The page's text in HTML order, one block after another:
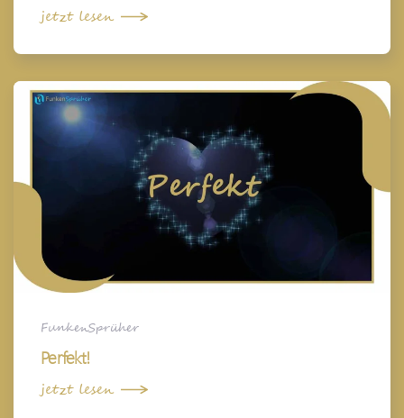
jetzt lesen
FunkenSprüher
Perfekt!
jetzt lesen